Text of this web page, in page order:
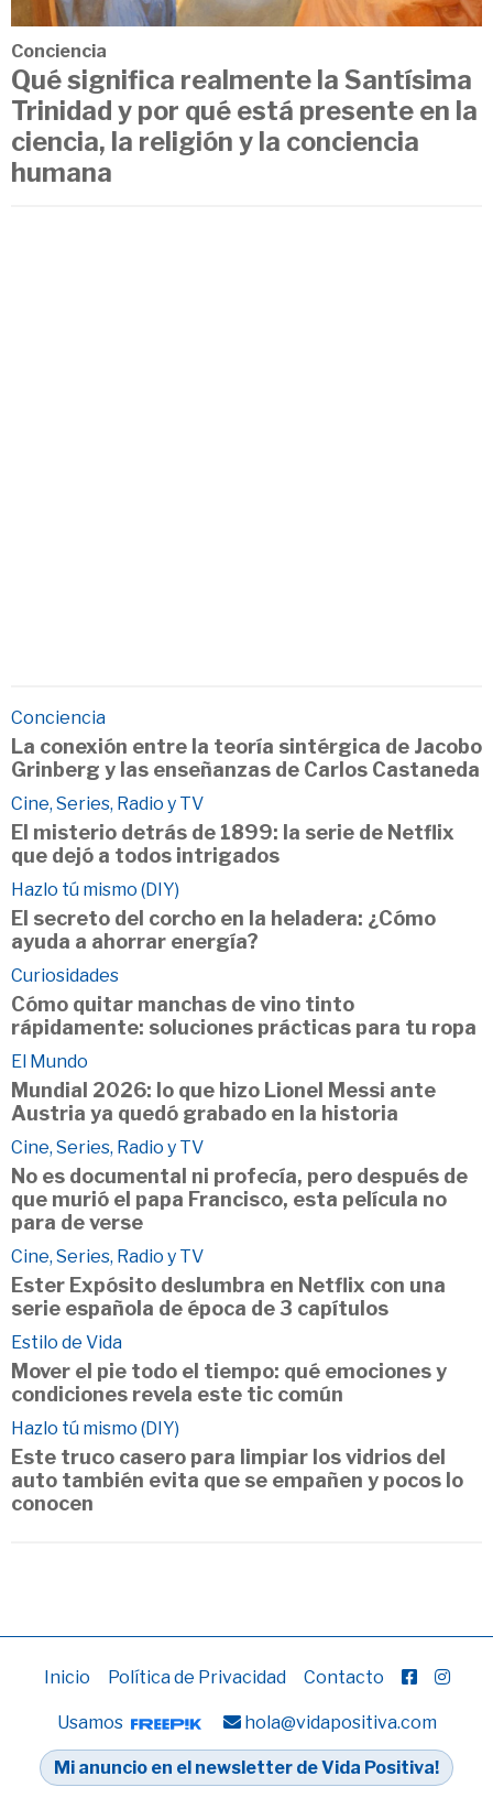
Conciencia
Qué significa realmente la Santísima
Trinidad y por qué está presente en la
ciencia, la religión y la conciencia
humana
Conciencia
La conexión entre la teoría sintérgica de Jacobo
Grinberg y las enseñanzas de Carlos Castaneda
Cine, Series, Radio y TV
El misterio detrás de 1899: la serie de Netflix
que dejó a todos intrigados
Hazlo tú mismo (DIY)
El secreto del corcho en la heladera: ¿Cómo
ayuda a ahorrar energía?
Curiosidades
Cómo quitar manchas de vino tinto
rápidamente: soluciones prácticas para tu ropa
El Mundo
Mundial 2026: lo que hizo Lionel Messi ante
Austria ya quedó grabado en la historia
Cine, Series, Radio y TV
No es documental ni profecía, pero después de
que murió el papa Francisco, esta película no
para de verse
Cine, Series, Radio y TV
Ester Expósito deslumbra en Netflix con una
serie española de época de 3 capítulos
Estilo de Vida
Mover el pie todo el tiempo: qué emociones y
condiciones revela este tic común
Hazlo tú mismo (DIY)
Este truco casero para limpiar los vidrios del
auto también evita que se empañen y pocos lo
conocen
Inicio Política de Privacidad Contacto
Usamos hola@vidapositiva.com
Mi anuncio en el newsletter de Vida Positiva!